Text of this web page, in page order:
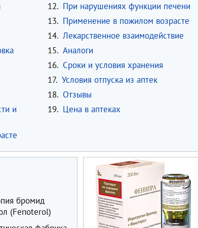
и
12. При нарушениях функции печени
13. Применение в пожилом возрасте
14. Лекарственное взаимодействие
15. Аналоги
16. Сроки и условия хранения
17. Условия отпуска из аптек
18. Отзывы
19. Цена в аптеках
бромид
(Fenoterol)